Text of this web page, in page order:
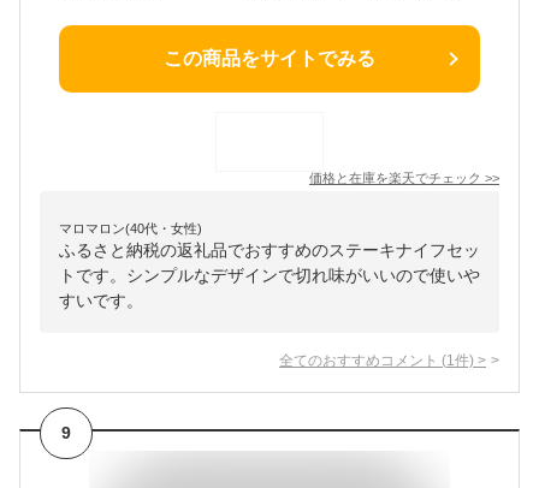
この商品をサイトでみる
価格と在庫を楽天でチェック >>
マロマロン(40代・女性)
ふるさと納税の返礼品でおすすめのステーキナイフセッ
トです。シンプルなデザインで切れ味がいいので使いや
すいです。
全てのおすすめコメント (1 件) >
9